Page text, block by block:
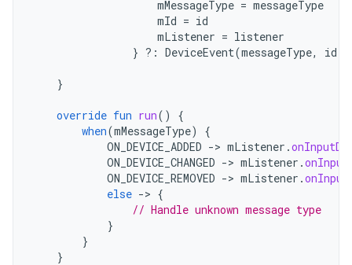
mMessageType = messageType
mId = id
mListener = listener
} ?: DeviceEvent(messageType, id
}
override fun run()
{
when(mMessageType)
{
ON_DEVICE_ADDED -> mListener .
ON_DEVICE_CHANGED -> mListener .
ON_DEVICE_REMOVED -> mListener .
else -> {
// Handle unknown message type
}
}
}